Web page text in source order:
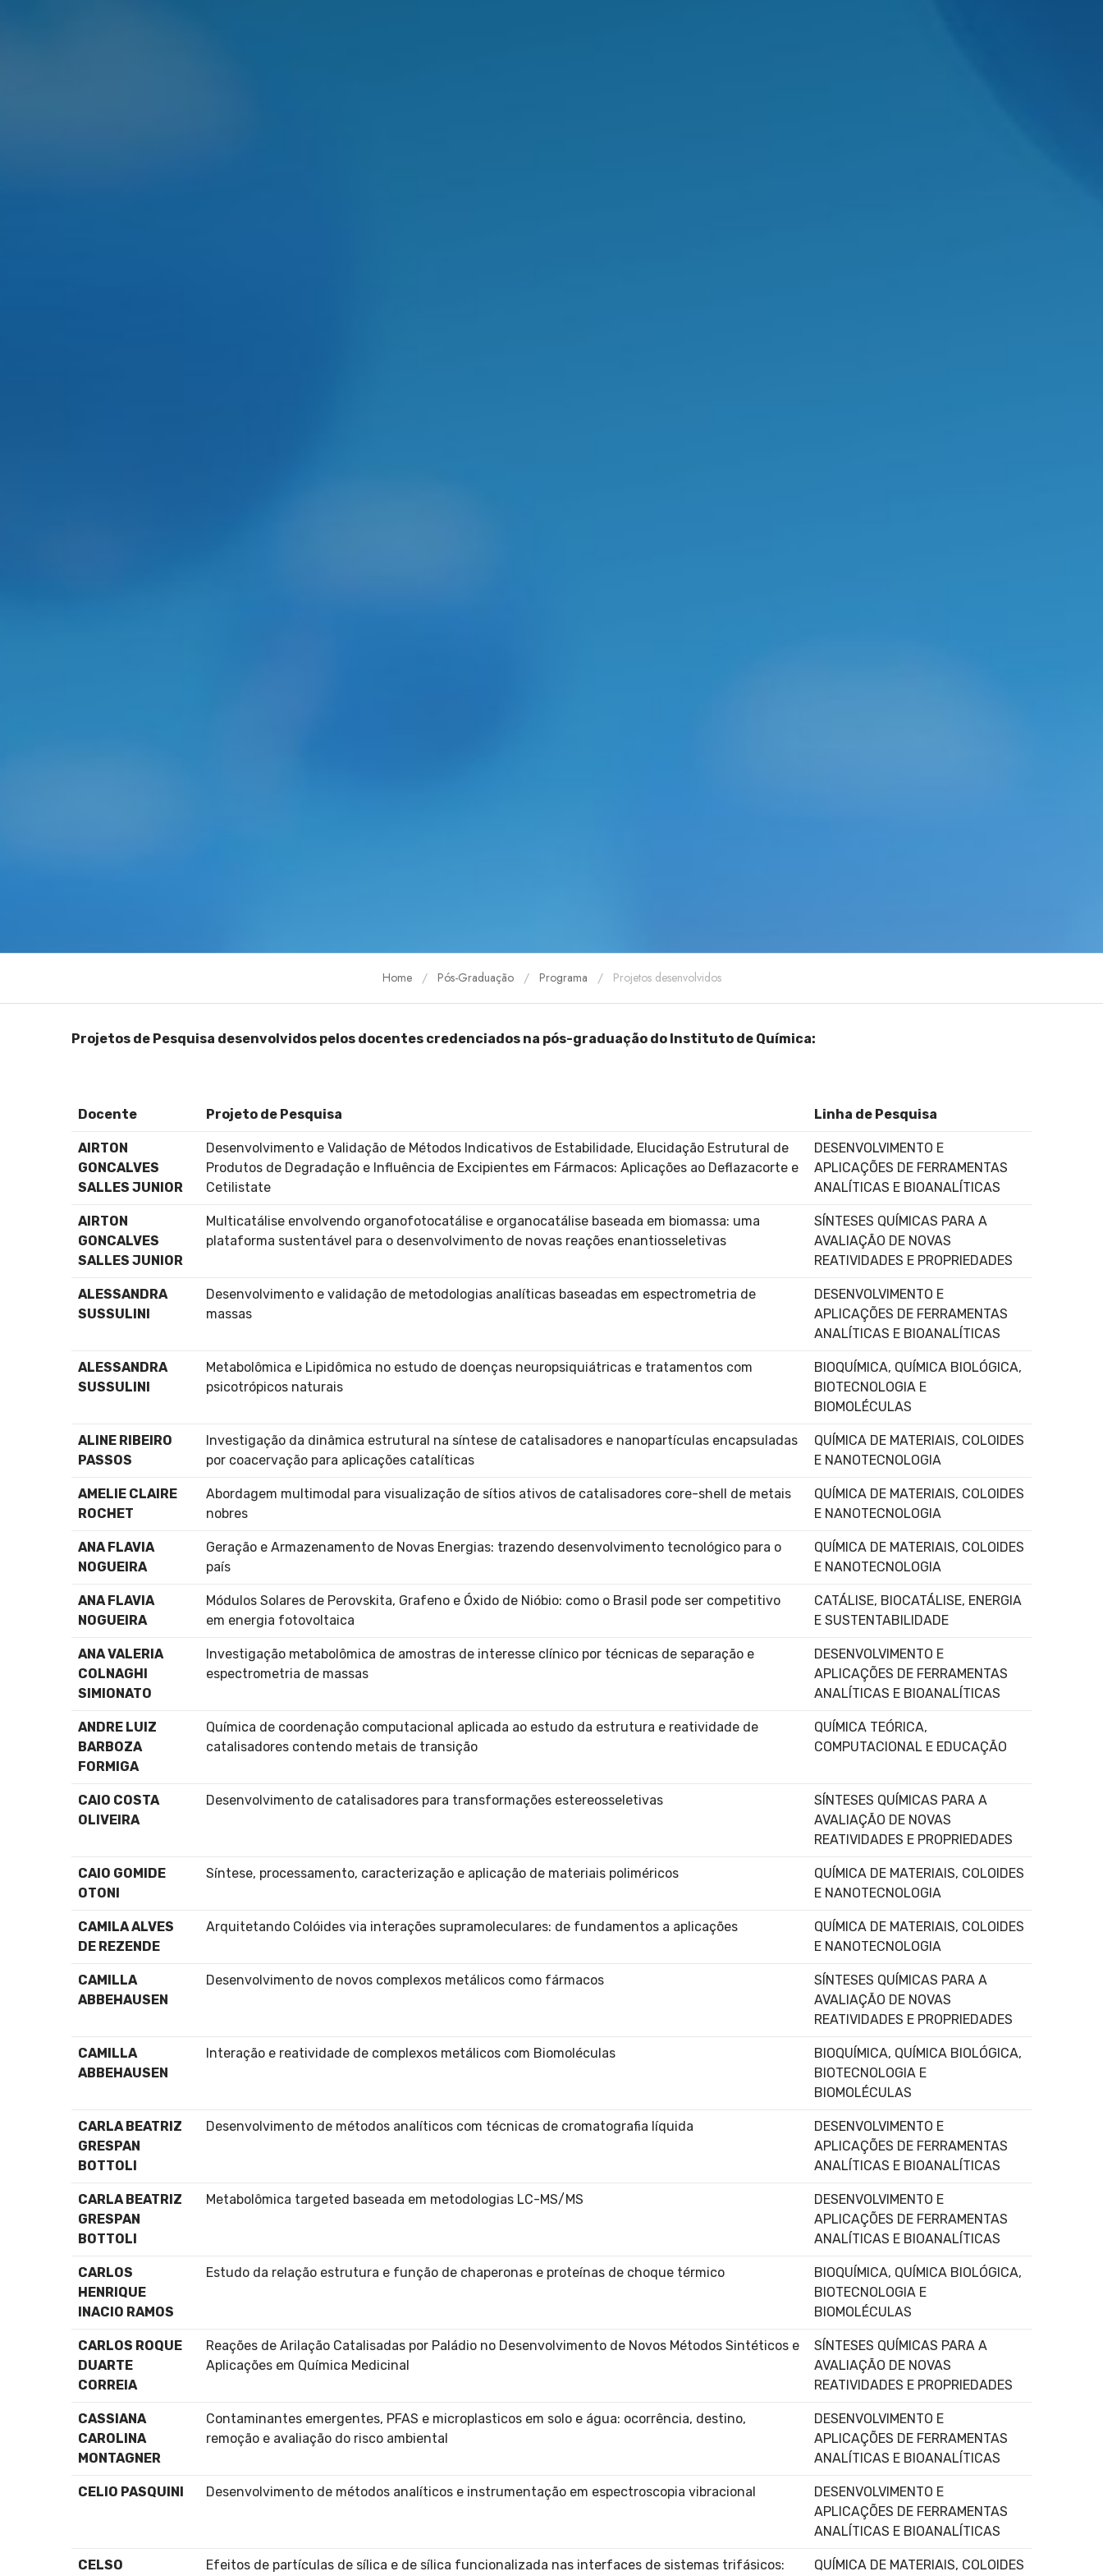
Home Pós-Graduação Programa Projetos desenvolvidos
Projetos de Pesquisa desenvolvidos pelos docentes credenciados na pós-graduação do Instituto de Química:
Docente Projeto de Pesquisa Linha de Pesquisa
AIRTON
GONCALVES
SALLES JUNIOR
Desenvolvimento e Validação de Métodos Indicativos de Estabilidade, Elucidação Estrutural de
Produtos de Degradação e Influência de Excipientes em Fármacos: Aplicações ao Deflazacorte e
Cetilistate
DESENVOLVIMENTO E
APLICAÇÕES DE FERRAMENTAS
ANALÍTICAS E BIOANALÍTICAS
AIRTON
GONCALVES
SALLES JUNIOR
Multicatálise envolvendo organofotocatálise e organocatálise baseada em biomassa: uma
plataforma sustentável para o desenvolvimento de novas reações enantiosseletivas
SÍNTESES QUÍMICAS PARA A
AVALIAÇÃO DE NOVAS
REATIVIDADES E PROPRIEDADES
ALESSANDRA
SUSSULINI
Desenvolvimento e validação de metodologias analíticas baseadas em espectrometria de
massas
DESENVOLVIMENTO E
APLICAÇÕES DE FERRAMENTAS
ANALÍTICAS E BIOANALÍTICAS
ALESSANDRA
SUSSULINI
Metabolômica e Lipidômica no estudo de doenças neuropsiquiátricas e tratamentos com
psicotrópicos naturais
BIOQUÍMICA, QUÍMICA BIOLÓGICA,
BIOTECNOLOGIA E
BIOMOLÉCULAS
ALINE RIBEIRO
PASSOS
Investigação da dinâmica estrutural na síntese de catalisadores e nanopartículas encapsuladas
por coacervação para aplicações catalíticas
QUÍMICA DE MATERIAIS, COLOIDES
E NANOTECNOLOGIA
AMELIE CLAIRE
ROCHET
Abordagem multimodal para visualização de sítios ativos de catalisadores core-shell de metais
nobres
QUÍMICA DE MATERIAIS, COLOIDES
E NANOTECNOLOGIA
ANA FLAVIA
NOGUEIRA
Geração e Armazenamento de Novas Energias: trazendo desenvolvimento tecnológico para o
país
QUÍMICA DE MATERIAIS, COLOIDES
E NANOTECNOLOGIA
ANA FLAVIA
NOGUEIRA
Módulos Solares de Perovskita, Grafeno e Óxido de Nióbio: como o Brasil pode ser competitivo
em energia fotovoltaica
CATÁLISE, BIOCATÁLISE, ENERGIA
E SUSTENTABILIDADE
ANA VALERIA
COLNAGHI
SIMIONATO
Investigação metabolômica de amostras de interesse clínico por técnicas de separação e
espectrometria de massas
DESENVOLVIMENTO E
APLICAÇÕES DE FERRAMENTAS
ANALÍTICAS E BIOANALÍTICAS
ANDRE LUIZ
BARBOZA
FORMIGA
Química de coordenação computacional aplicada ao estudo da estrutura e reatividade de
catalisadores contendo metais de transição
QUÍMICA TEÓRICA,
COMPUTACIONAL E EDUCAÇÃO
CAIO COSTA
OLIVEIRA
Desenvolvimento de catalisadores para transformações estereosseletivas
SÍNTESES QUÍMICAS PARA A
AVALIAÇÃO DE NOVAS
REATIVIDADES E PROPRIEDADES
CAIO GOMIDE
OTONI
Síntese, processamento, caracterização e aplicação de materiais poliméricos
QUÍMICA DE MATERIAIS, COLOIDES
E NANOTECNOLOGIA
CAMILA ALVES
DE REZENDE
Arquitetando Colóides via interações supramoleculares: de fundamentos a aplicações
QUÍMICA DE MATERIAIS, COLOIDES
E NANOTECNOLOGIA
CAMILLA
ABBEHAUSEN
Desenvolvimento de novos complexos metálicos como fármacos
SÍNTESES QUÍMICAS PARA A
AVALIAÇÃO DE NOVAS
REATIVIDADES E PROPRIEDADES
CAMILLA
ABBEHAUSEN
Interação e reatividade de complexos metálicos com Biomoléculas
BIOQUÍMICA, QUÍMICA BIOLÓGICA,
BIOTECNOLOGIA E
BIOMOLÉCULAS
CARLA BEATRIZ
GRESPAN
BOTTOLI
Desenvolvimento de métodos analíticos com técnicas de cromatografia líquida
DESENVOLVIMENTO E
APLICAÇÕES DE FERRAMENTAS
ANALÍTICAS E BIOANALÍTICAS
CARLA BEATRIZ
GRESPAN
BOTTOLI
Metabolômica targeted baseada em metodologias LC-MS/MS
DESENVOLVIMENTO E
APLICAÇÕES DE FERRAMENTAS
ANALÍTICAS E BIOANALÍTICAS
CARLOS
HENRIQUE
INACIO RAMOS
Estudo da relação estrutura e função de chaperonas e proteínas de choque térmico
BIOQUÍMICA, QUÍMICA BIOLÓGICA,
BIOTECNOLOGIA E
BIOMOLÉCULAS
CARLOS ROQUE
DUARTE
CORREIA
Reações de Arilação Catalisadas por Paládio no Desenvolvimento de Novos Métodos Sintéticos e
Aplicações em Química Medicinal
SÍNTESES QUÍMICAS PARA A
AVALIAÇÃO DE NOVAS
REATIVIDADES E PROPRIEDADES
CASSIANA
CAROLINA
MONTAGNER
Contaminantes emergentes, PFAS e microplasticos em solo e água: ocorrência, destino,
remoção e avaliação do risco ambiental
DESENVOLVIMENTO E
APLICAÇÕES DE FERRAMENTAS
ANALÍTICAS E BIOANALÍTICAS
CELIO PASQUINI Desenvolvimento de métodos analíticos e instrumentação em espectroscopia vibracional
DESENVOLVIMENTO E
APLICAÇÕES DE FERRAMENTAS
ANALÍTICAS E BIOANALÍTICAS
CELSO Efeitos de partículas de sílica e de sílica funcionalizada nas interfaces de sistemas trifásicos: QUÍMICA DE MATERIAIS, COLOIDES